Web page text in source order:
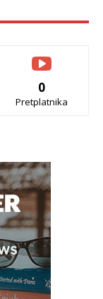
0
Pretplatnika